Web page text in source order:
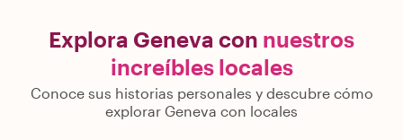
Explora Geneva con nuestros
increíbles locales
Conoce sus historias personales y descubre cómo
explorar Geneva con locales